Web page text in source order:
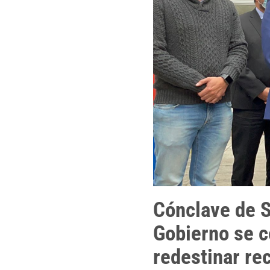
Cónclave de
Gobierno se
redestinar